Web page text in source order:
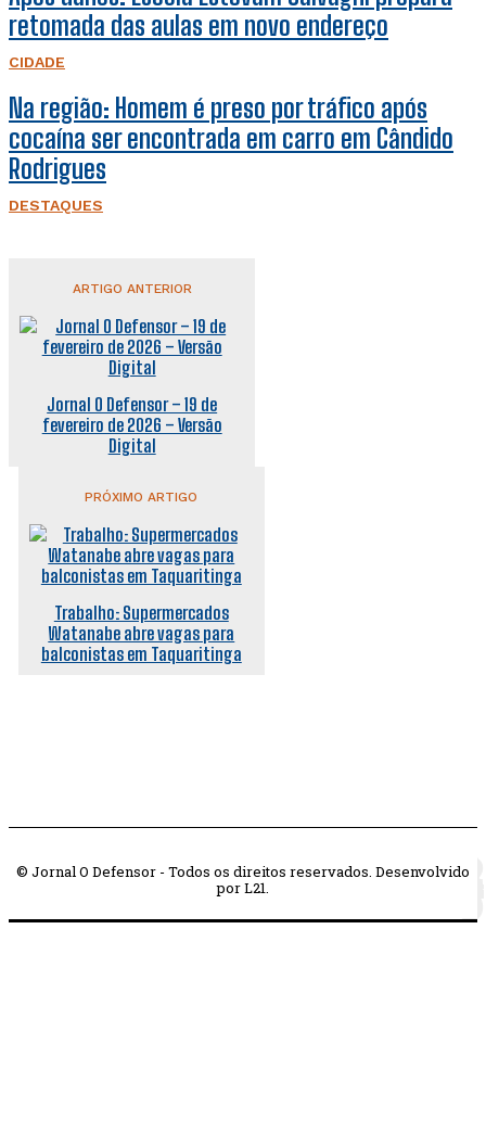
retomada das aulas em novo endereço
CIDADE
Na região: Homem é preso por tráfico após
cocaína ser encontrada em carro em Cândido
Rodrigues
DESTAQUES
ARTIGO ANTERIOR
Jornal O Defensor – 19 de
fevereiro de 2026 – Versão
Digital
PRÓXIMO ARTIGO
Trabalho: Supermercados
Watanabe abre vagas para
balconistas em Taquaritinga
© Jornal O Defensor - Todos os direitos reservados. Desenvolvido
por L21.